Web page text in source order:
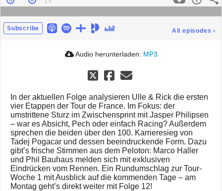
Subscribe All episodes ›
Audio herunterladen: MP3
In der aktuellen Folge analysieren Ulle & Rick die ersten
vier Etappen der Tour de France. Im Fokus: der
umstrittene Sturz im Zwischensprint mit Jasper Philipsen
– war es Absicht, Pech oder einfach Racing? Außerdem
sprechen die beiden über den 100. Karrieresieg von
Tadej Pogacar und dessen beeindruckende Form. Dazu
gibt’s frische Stimmen aus dem Peloton: Marco Haller
und Phil Bauhaus melden sich mit exklusiven
Eindrücken vom Rennen. Ein Rundumschlag zur Tour-
Woche 1 mit Ausblick auf die kommenden Tage – am
Montag geht’s direkt weiter mit Folge 12!